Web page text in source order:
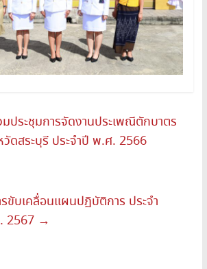
ประชุมการจัดงานประเพณีตักบาตร
ดสระบุรี ประจำปี พ.ศ. 2566
รขับเคลื่อนแผนปฏิบัติการ ประจำ
2567 →